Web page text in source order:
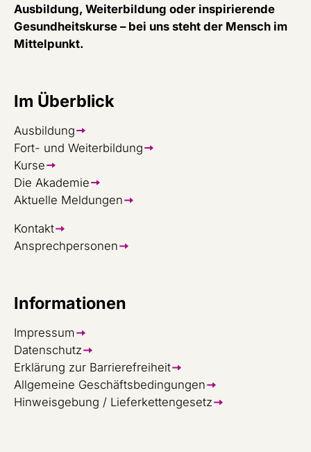
Ausbildung, Weiterbildung oder inspirierende
Gesundheitskurse – bei uns steht der Mensch im
Mittelpunkt.
Im Überblick
Ausbildung
Fort- und Weiterbildung
Kurse
Die Akademie
Aktuelle Meldungen
Kontakt
Ansprechpersonen
Informationen
Impressum
Datenschutz
Erklärung zur Barrierefreiheit
Allgemeine Geschäftsbedingungen
Hinweisgebung / Lieferkettengesetz